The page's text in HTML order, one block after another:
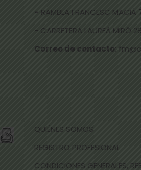
- RAMBLA FRANCESC MACIÀ
- CARRETERA LAUREÀ MIRÓ
Correo de contacto:
QUIÉNES SOMOS
REGISTRO PROFESIONAL
CONDICIONES GENERALES,